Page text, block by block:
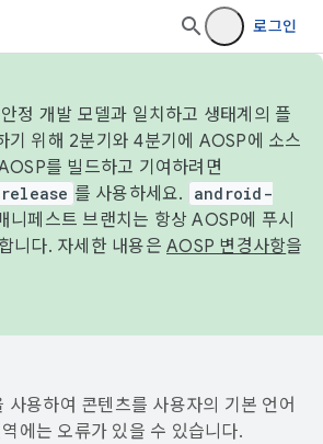
로그인
정 개발 모델과 일치하고 생태계의 플
기 위해 2분기와 4분기에 AOSP에 소스
를 빌드하고 기여하려면
를 사용하세요.
android-
니페스트 브랜치는 항상 AOSP에 푸시
니다. 자세한 내용은 AOSP 변경사항을
용하여 콘텐츠를 사용자의 기본 언어
에는 오류가 있을 수 있습니다.